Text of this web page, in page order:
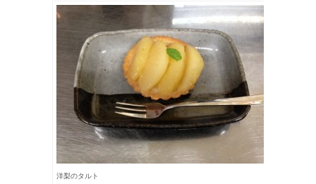
洋梨のタルト